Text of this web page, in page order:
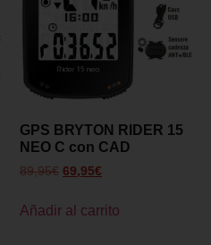
GPS BRYTON RIDER 15
NEO C con CAD
89,95€ 69,95€
Añadir al carrito